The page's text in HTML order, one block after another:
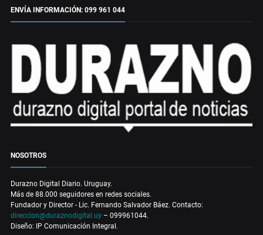
ENVÍA INFORMACIÓN: 099 961 044
NOSOTROS
Durazno Digital Diario. Uruguay.
Más de 88.000 seguidores en redes sociales.
Fundador y Director - Lic. Fernando Salvador Báez. Contacto:
direccion@duraznodigital.uy – 099961044.
Diseño: IP Comunicación Integral.